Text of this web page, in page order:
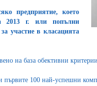
предприятие, което
2013 г. или попълни
участие в класацията
на база обективни
първите 100 най-успешни